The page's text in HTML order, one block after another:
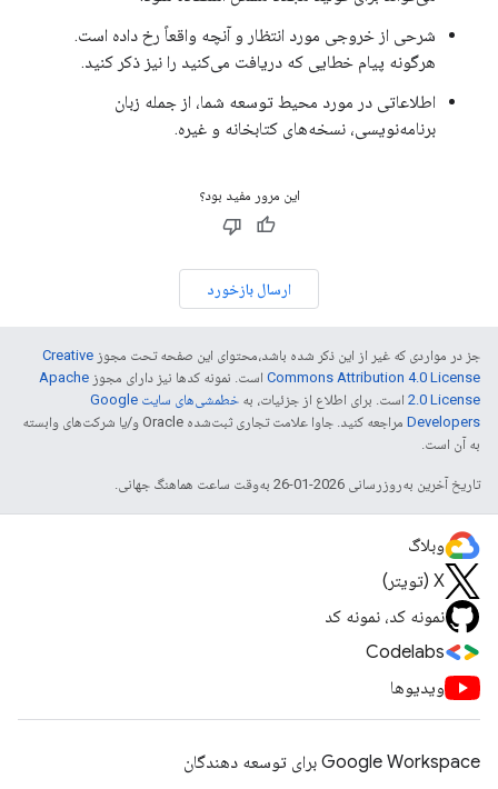
شرحی از خروجی مورد انتظار و آنچه واقعاً رخ داده است.
هرگونه پیام خطایی که دریافت می‌کنید را نیز ذکر کنید.
اطلاعاتی در مورد محیط توسعه شما، از جمله زبان
برنامه‌نویسی، نسخه‌های کتابخانه و غیره.
این مرور مفید بود؟
ارسال بازخورد
جز در مواردی که غیر از این ذکر شده باشد،‌محتوای این صفحه تحت مجوز Creative
Commons Attribution 4.0 License است. نمونه کدها نیز دارای مجوز Apache
2.0 License است. برای اطلاع از جزئیات، به
خطمشی‌های سایت Google
Developers‏
مراجعه کنید. جاوا علامت تجاری ثبت‌شده Oracle و/یا شرکت‌های وابسته
به آن است.
تاریخ آخرین به‌روزرسانی 2026-01-26 به‌وقت ساعت هماهنگ جهانی.
وبلاگ
X (تویتر)
نمونه کد، نمونه کد
Codelabs
ویدیوها
Google Workspace برای توسعه دهندگان